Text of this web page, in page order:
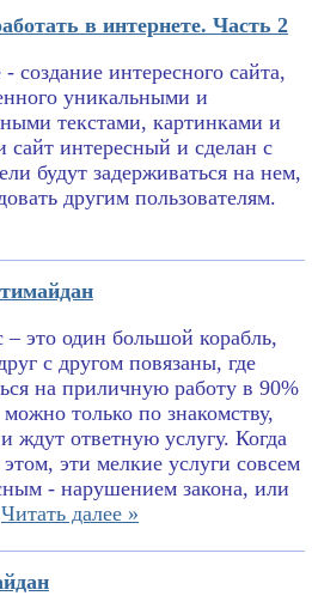
в интернете. Часть 2
создание интересного сайта,
уникальными и
текстами, картинками и
сайт интересный и сделан с
будут задерживаться на нем,
другим пользователям.
– это один большой корабль,
с другом повязаны, где
на приличную работу в 90%
можно только по знакомству,
ждут ответную услугу. Когда
эти мелкие услуги совсем
- нарушением закона, или
Читать далее »